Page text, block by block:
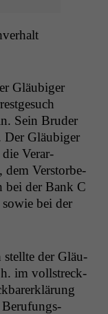
Gläu­biger
Sein Brud­er
Der Gläu­biger
die Ver­ar­
dem Ver­stor­be­
bei der Bank C
bei der
stellte der Gläu­
im voll­streck­
Beru­fungs­